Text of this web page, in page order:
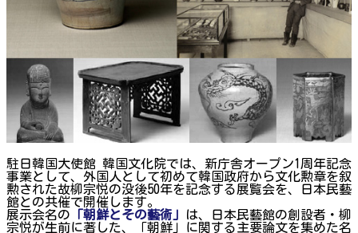
駐日韓国大使館 韓国文化院では、新庁舎オープン1周年記念
事業として、外国人として初めて韓国政府から文化勲章を叙
勲された故柳宗悦の没後50年を記念する展覧会を、日本民藝
館との共催で開催します。
展示会名の 「朝鮮とその藝術」
は、日本民藝館の創設者・柳
宗悦が生前に著した、「朝鮮」に関する主要論文を集めた名